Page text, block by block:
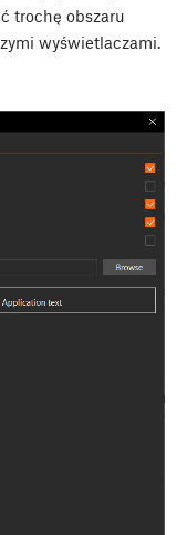
trochę obszaru
wyświetlaczami.